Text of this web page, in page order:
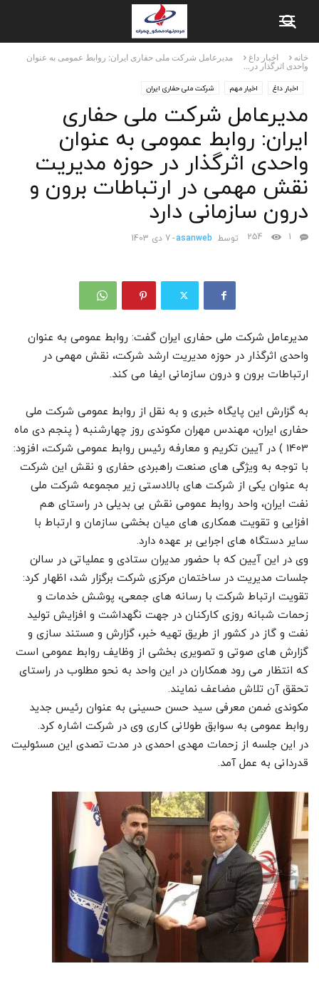
خانه اخبار داغ
مدیرعامل شرکت ملی حفاری ایران: روابط عمومی به عنوان
واحدی اثرگذار در...
اخبار داغ اخیار مهم شرکت ملی حفاری ایران
مدیرعامل شرکت ملی حفاری
ایران: روابط عمومی به عنوان
واحدی اثرگذار در حوزه مدیریت
نقش مهمی در ارتباطات برون و
درون سازمانی دارد
توسط asanweb
-7 دی 1403 1
254
مدیرعامل شرکت ملی حفاری ایران گفت: روابط عمومی به عنوان
واحدی اثرگذار در حوزه مدیریت ارشد شرکت، نقش مهمی در
ارتباطات برون و درون سازمانی ایفا می کند.
به گزارش این پایگاه خبری و به نقل از روابط عمومی شرکت ملی
حفاری ایران، مهندس مهران مکوندی روز چهارشنبه ( پنجم دی ماه
1403 ) در آیین تکریم و معارفه رئیس روابط عمومی شرکت، افزود:
با توجه به ویژگی های صنعت راهبردی حفاری و نقش این شرکت
به عنوان یکی از شرکت های بالادستی زیر مجموعه شرکت ملی
نفت ایران، واحد روابط عمومی نقش بی بدیلی در راستای هم
افزایی و تقویت همکاری های میان بخشی سازمان و ارتباط با
سایر دستگاه های اجرایی بر عهده دارد.
وی در این آیین که با حضور مدیران ستادی و عملیاتی در سالن
جلسات مدیریت در ساختمان مرکزی شرکت برگزار شد، اظهار کرد:
تقویت ارتباط شرکت با رسانه های جمعی، پوشش خدمات و
زحمات شبانه روزی کارکنان در جهت نگهداشت و افزایش تولید
نفت و گاز در کشور از طریق تهیه خبر، گزارش و مستند سازی و
گزارش های صوتی و تصویری بخشی از وظایف روابط عمومی است
که انتظار می رود همکاران در این واحد به نحو مطلوب در راستای
تحقق آن تلاش مضاعف نمایند.
مکوندی ضمن معرفی سید حسن حسینی به عنوان رئیس جدید
روابط عمومی به سوابق طولانی کاری وی در شرکت اشاره کرد.
در این جلسه از زحمات مهدی احمدی در مدت تصدی این مسئولیت
قدردانی به عمل آمد.